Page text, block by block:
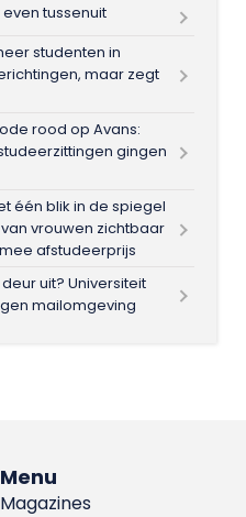
tussenuit
studenten in
maar zegt
rood op Avans:
gingen
één blik in de spiegel
vrouwen zichtbaar
afstudeerprijs
uit? Universiteit
mailomgeving
Menu
Magazines